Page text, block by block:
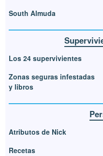
South Almuda
Los 24 supervivientes
Zonas seguras infestadas
y libros
Atributos de Nick
Recetas